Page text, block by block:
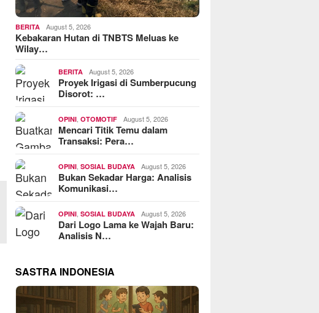
BERITA August 5, 2026
Kebakaran Hutan di TNBTS Meluas ke
Wilay…
BERITA August 5, 2026
Proyek Irigasi di Sumberpucung
Disorot: …
OPINI ,OTOMOTIF August 5, 2026
Mencari Titik Temu dalam
Transaksi: Pera…
OPINI ,SOSIAL BUDAYA August 5, 2026
Bukan Sekadar Harga: Analisis
Komunikasi…
OPINI ,SOSIAL BUDAYA August 5, 2026
Dari Logo Lama ke Wajah Baru:
Analisis N…
SASTRA INDONESIA